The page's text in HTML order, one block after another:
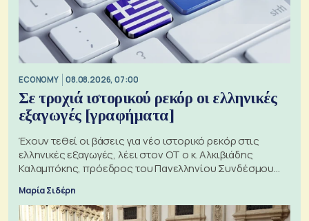
ECONOMY 08.08.2026, 07:00
Σε τροχιά ιστορικού ρεκόρ οι ελληνικές
εξαγωγές [γραφήματα]
Έχουν τεθεί οι βάσεις για νέο ιστορικό ρεκόρ στις
ελληνικές εξαγωγές, λέει στον ΟΤ ο κ. Αλκιβιάδης
Καλαμπόκης, πρόεδρος του Πανελληνίου Συνδέσμου
Μαρία Σιδέρη